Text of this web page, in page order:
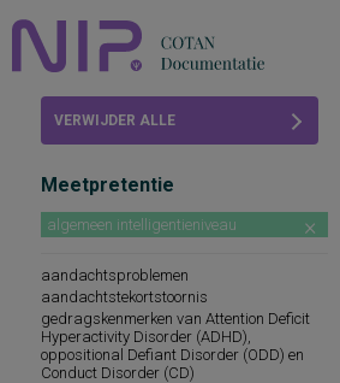
VERWIJDER ALLE
Meetpretentie
algemeen intelligentieniveau
aandachtsproblemen
aandachtstekortstoornis
gedragskenmerken van Attention Deficit
Hyperactivity Disorder (ADHD),
oppositional Defiant Disorder (ODD) en
Conduct Disorder (CD)